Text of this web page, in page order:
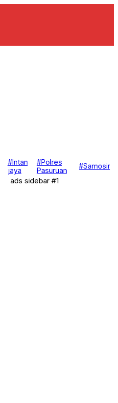
#Intan
jaya
#Polres
Pasuruan
#Samosir